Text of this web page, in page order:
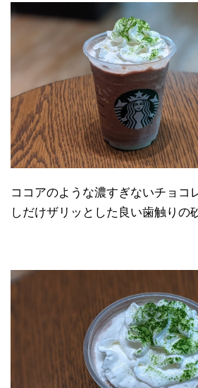
ココアのような濃すぎないチョコ
しだけザリッとした良い歯触りの